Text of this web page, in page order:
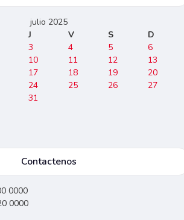
julio 2025
J V S
D
3 4 5
6
10 11 12
13
17 18 19
20
24 25 26
27
31
Contactenos
0000
0000